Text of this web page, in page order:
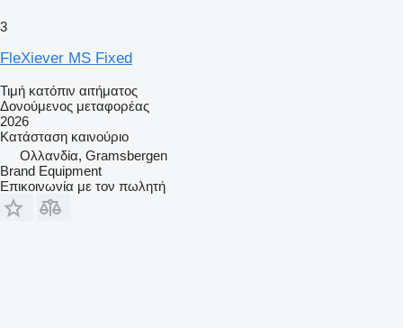
3
FleXiever MS Fixed
Τιμή κατόπιν αιτήματος
Δονούμενος μεταφορέας
2026
Κατάσταση καινούριο
Ολλανδία, Gramsbergen
Brand Equipment
Επικοινωνία με τον πωλητή